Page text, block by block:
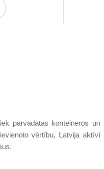
pārvadātas konteineros un
vērtību, Latvija aktīvi